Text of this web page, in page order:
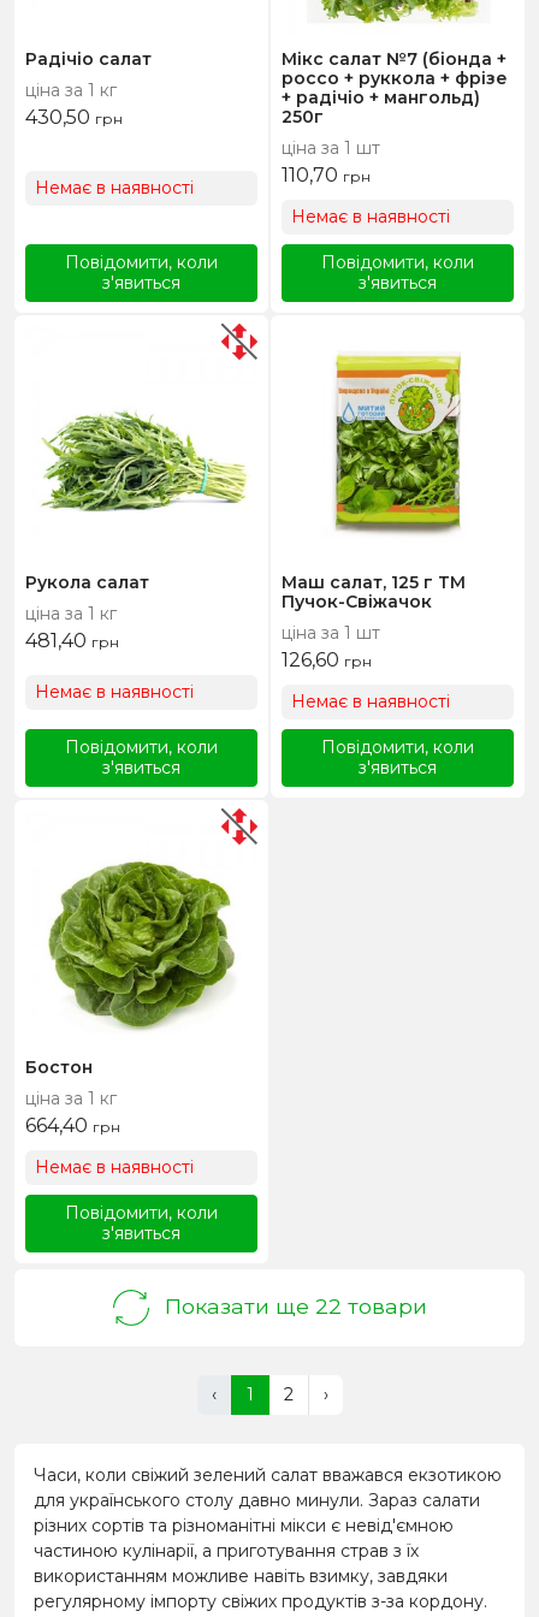
Радічіо салат
ціна за 1 кг
430,50 грн
Немає в наявності
Повідомити, коли
з'явиться
Мікс салат №7 (біонда +
россо + руккола + фрізе
+ радічіо + мангольд)
250г
ціна за 1 шт
110,70 грн
Немає в наявності
Повідомити, коли
з'явиться
Рукола салат
ціна за 1 кг
481,40 грн
Немає в наявності
Повідомити, коли
з'явиться
Маш салат, 125 г ТМ
Пучок-Свіжачок
ціна за 1 шт
126,60 грн
Немає в наявності
Повідомити, коли
з'явиться
Бостон
ціна за 1 кг
664,40 грн
Немає в наявності
Повідомити, коли
з'явиться
Показати ще 22 товари
‹ 1 2 ›
Часи, коли свіжий зелений салат вважався екзотикою
для українського столу давно минули. Зараз салати
різних сортів та різноманітні мікси є невід'ємною
частиною кулінарії, а приготування страв з їх
використанням можливе навіть взимку, завдяки
регулярному імпорту свіжих продуктів з-за кордону.